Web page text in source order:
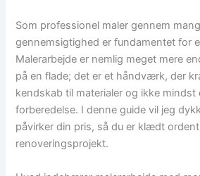
Som professionel maler gennem
gennemsigtighed er fundamentet for
Malerarbejde er nemlig meget mere
på en flade; det er et håndværk, der
kendskab til materialer og ikke mindst
forberedelse. I denne guide vil jeg
påvirker din pris, så du er klædt
renoveringsprojekt.